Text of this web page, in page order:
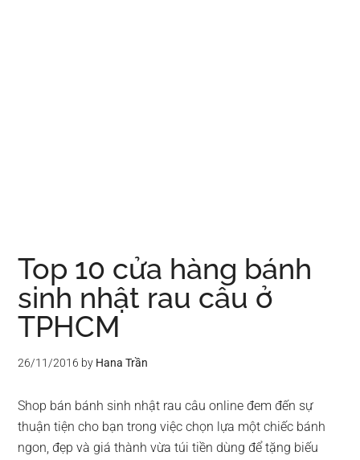
Top 10 cửa hàng bánh
sinh nhật rau câu ở
TPHCM
26/11/2016 by Hana Trần
Shop bán bánh sinh nhật rau câu online đem đến sự
thuận tiện cho bạn trong việc chọn lựa một chiếc bánh
ngon, đẹp và giá thành vừa túi tiền dùng để tặng biếu